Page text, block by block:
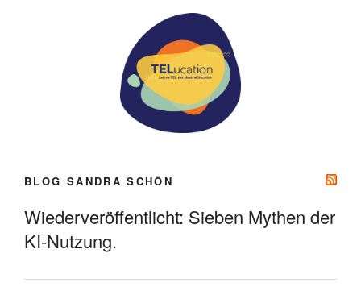
BLOG SANDRA SCHÖN
Wiederveröffentlicht: Sieben Mythen der
KI-Nutzung.